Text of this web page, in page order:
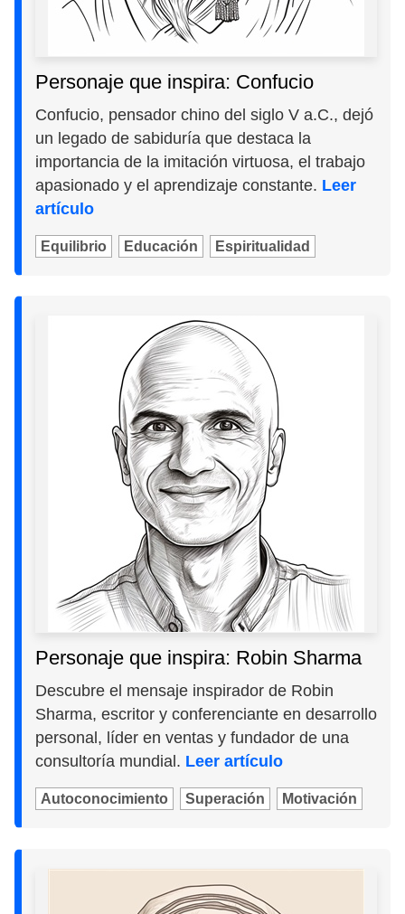
Personaje que inspira: Confucio
Confucio, pensador chino del siglo V a.C., dejó
un legado de sabiduría que destaca la
importancia de la imitación virtuosa, el trabajo
apasionado y el aprendizaje constante. Leer
artículo
Equilibrio Educación Espiritualidad
Personaje que inspira: Robin Sharma
Descubre el mensaje inspirador de Robin
Sharma, escritor y conferenciante en desarrollo
personal, líder en ventas y fundador de una
consultoría mundial. Leer artículo
Autoconocimiento Superación Motivación